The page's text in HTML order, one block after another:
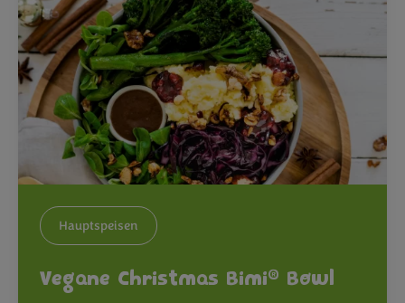
Hauptspeisen
Vegane Christmas Bimi® Bowl